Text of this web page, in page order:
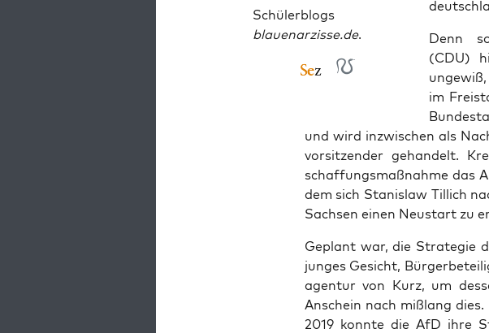
Schülerblogs
blauenarzisse.de.
Denn
(CDU)
im
und wird inzwi­schen als
vor­sit­zen­der gehan­delt.
schaf­fungs­maß­nah­me das
dem sich Sta­nis­law Til­lich
Sach­sen einen Neu­start zu
Geplant war, die Stra­te­gie
jun­ges Gesicht,
agen­tur von Kurz, um
Anschein nach miß­lang
2019 konn­te die AfD ihre